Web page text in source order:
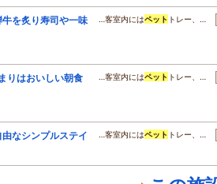
牛を炙り寿司や一味
…客室内にはペット トレー、…
りはおいしい朝食
…客室内にはペット トレー、…
由なシンプルステイ …客室内にはペット トレー、…